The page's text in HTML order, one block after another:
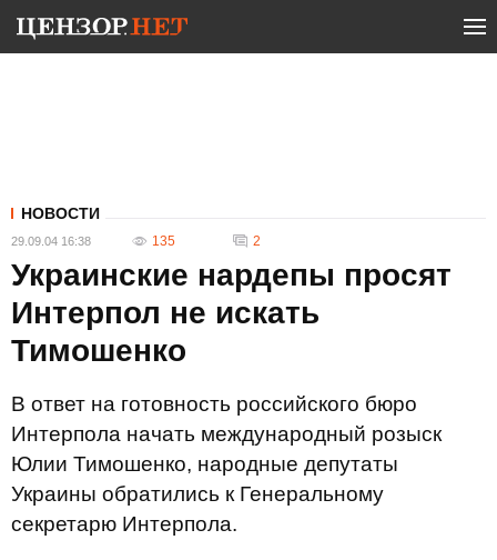
НОВОСТИ
29.09.04 16:38 135 2
Украинские нардепы просят
Интерпол не искать
Тимошенко
В ответ на готовность российского бюро
Интерпола начать международный розыск
Юлии Тимошенко, народные депутаты
Украины обратились к Генеральному
секретарю Интерпола.